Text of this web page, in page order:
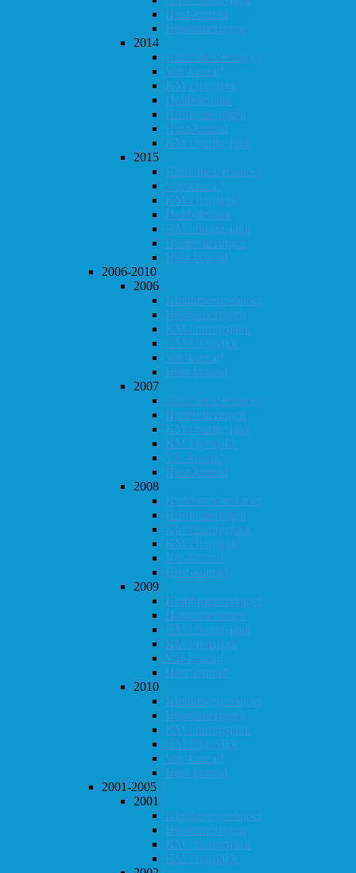
Høst-konrad
Høstturneringen
2014
Klubbmesterskapet
Vår-konrad
KM i lynsjakk
Dobbeltsjakk
Høstturneringen
Høst-konrad
KM i hurtigsjakk
2015
Klubbmesterskapet
Vår-konrad
KM i lynsjakk
Dobbeltsjakk
KM i hurtigsjakk
Høstturneringen
Høst-konrad
2006-2010
2006
Klubbmesterskapet
Høstturneringen
KM i hurtigsjakk
KM i lynsjakk
Vår-konrad
Høst-konrad
2007
Klubbmesterskapet
Høstturneringen
KM i hurtigsjakk
KM i lynsjakk
Vår-konrad
Høst-konrad
2008
Klubbmesterskapet
Høstturneringen
KM i hurtigsjakk
KM i lynsjakk
Vår-konrad
Høst-konrad
2009
Klubbmesterskapet
Høstturneringen
KM i hurtigsjakk
KM i lynsjakk
Vår-konrad
Høst-konrad
2010
Klubbmesterskapet
Høstturneringen
KM i hurtigsjakk
KM i lynsjakk
Vår-konrad
Høst-konrad
2001-2005
2001
Klubbmesterskapet
Høstturneringen
KM i hurtigsjakk
KM i lynsjakk